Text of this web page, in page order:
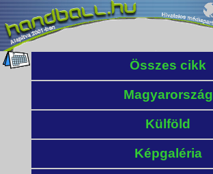
Összes cikk
Magyarország
Külföld
Képgaléria